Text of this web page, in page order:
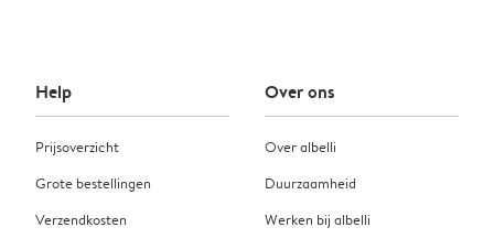
Help
Prijsoverzicht
Grote bestellingen
Verzendkosten
Over ons
Over albelli
Duurzaamheid
Werken bij albelli